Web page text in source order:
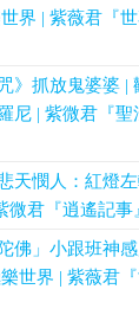
界 | 紫薇君『
》抓放鬼婆婆 |
尼 | 紫微君『聖
天憫人：紅燈
微君『逍遙記事
佛」小跟班神
世界 | 紫薇君